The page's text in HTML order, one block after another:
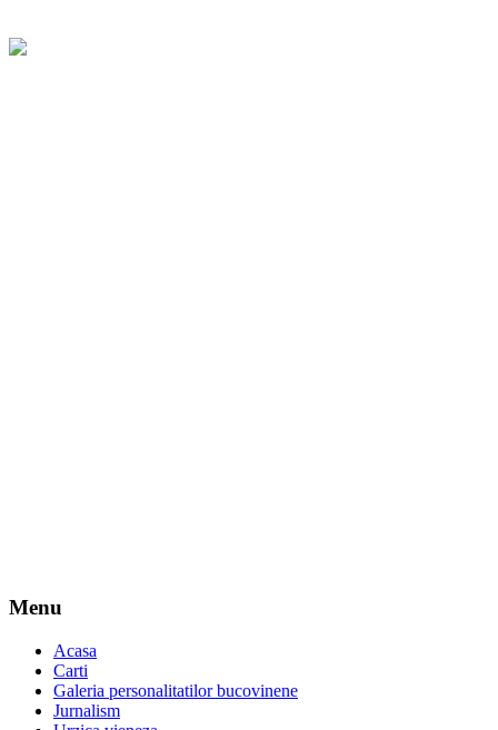
Menu
Acasa
Carti
Galeria personalitatilor bucovinene
Jurnalism